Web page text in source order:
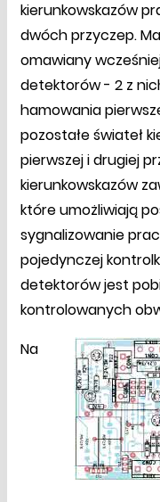
kierunkowskazów
dwóch przyczep.
omawiany wcześniej
detektorów - 2 z
hamowania
pozostałe świateł
pierwszej i drugiej
kierunkowskazów
które umożliwiają
sygnalizowanie
pojedynczej
detektorów jest
kontrolowanych
Na